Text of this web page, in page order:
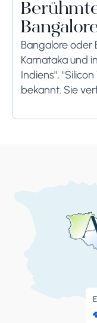
Bangalore oder
Karnataka und
Indiens",
bekannt. Sie
und bietet
berühmt für